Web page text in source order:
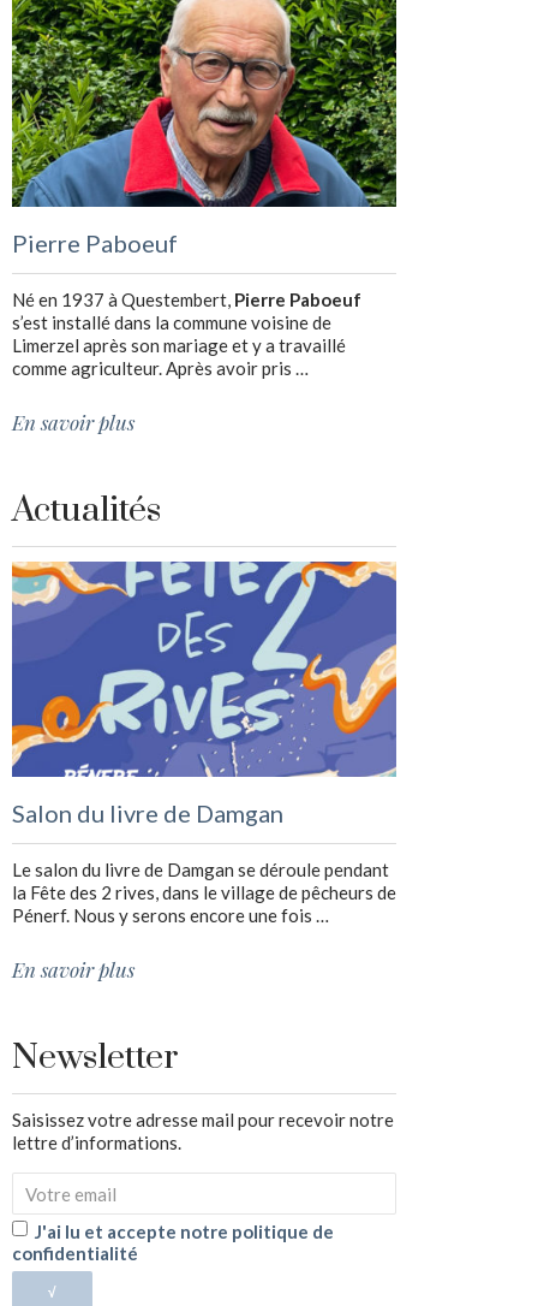
Pierre Paboeuf
Né en 1937 à Questembert, Pierre Paboeuf
s’est installé dans la commune voisine de
Limerzel après son mariage et y a travaillé
comme agriculteur. Après avoir pris …
En savoir plus
Actualités
Salon du livre de Damgan
Le salon du livre de Damgan se déroule pendant
la Fête des 2 rives, dans le village de pêcheurs de
Pénerf. Nous y serons encore une fois …
En savoir plus
Newsletter
Saisissez votre adresse mail pour recevoir notre
lettre d’informations.
J'ai lu et accepte notre politique de
confidentialité
√